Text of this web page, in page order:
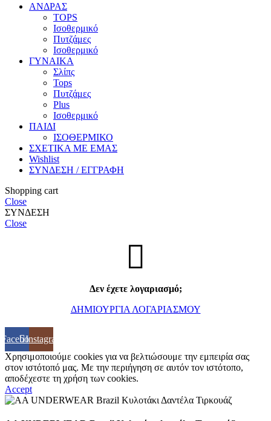
ΑΝΔΡΑΣ
TOPS
Ισοθερμικό
Πυτζάμες
Ισοθερμικό
ΓΥΝΑΙΚΑ
Σλίπς
Tops
Πυτζάμες
Plus
Ισοθερμικό
ΠΑΙΔΙ
ΙΣΟΘΕΡΜΙΚΟ
ΣΧΕΤΙΚΑ ΜΕ ΕΜΑΣ
Wishlist
ΣΥΝΔΕΣΗ / ΕΓΓΡΑΦΗ
Shopping cart
Close
ΣΥΝΔΕΣΗ
Close
Δεν έχετε λογαριασμό;
ΔΗΜΙΟΥΡΓΙΑ ΛΟΓΑΡΙΑΣΜΟΥ
FacebookInstagram
Χρησιμοποιούμε cookies για να βελτιώσουμε την εμπειρία σας
στον ιστότοπό μας. Με την περιήγηση σε αυτόν τον ιστότοπο,
αποδέχεστε τη χρήση των cookies.
Accept